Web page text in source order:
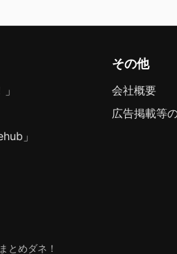
」
その他
会社概要
広告掲載等
とめダネ！